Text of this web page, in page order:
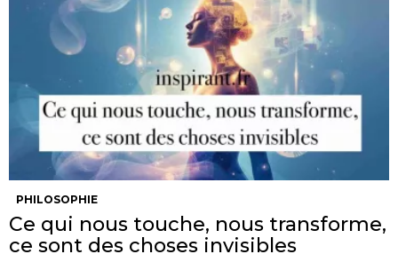
PHILOSOPHIE
Ce qui nous touche, nous transforme,
ce sont des choses invisibles